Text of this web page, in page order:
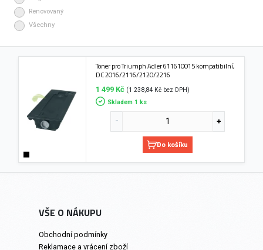
Renovovaný
Všechny
Toner pro Triumph Adler 611610015 kompatibilní,
DC 2016/2116/2120/2216
1 499 Kč (1 238,84 Kč bez DPH)
Skladem 1 ks
Do košíku
VŠE O NÁKUPU
Obchodní podmínky
Reklamace a vrácení zboží